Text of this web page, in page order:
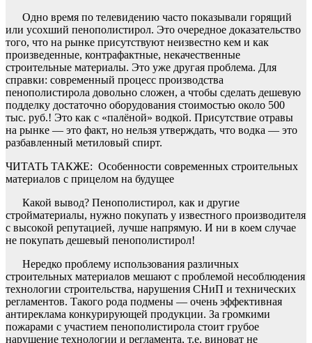
Одно время по телевидению часто показывали горящий
или усохший пенополистирол. Это очередное доказательство
того, что на рынке присутствуют неизвестно кем и как
произведенные, контрафактные, некачественные
строительные материалы. Это уже другая проблема. Для
справки: современный процесс производства
пенополистирола довольно сложен, а чтобы сделать дешевую
подделку достаточно оборудования стоимостью около 500
тыс. руб.! Это как с «палёной» водкой. Присутствие отравы
на рынке — это факт, но нельзя утверждать, что водка — это
разбавленный метиловый спирт.
ЧИТАТЬ ТАКЖЕ: Особенности современных строительных
материалов с прицелом на будущее
Какой вывод? Пенополистирол, как и другие
стройматериалы, нужно покупать у известного производителя
с высокой репутацией, лучше напрямую. И ни в коем случае
не покупать дешевый пенополистирол!
Нередко проблему использования различных
строительных материалов мешают с проблемой несоблюдения
технологии строительства, нарушения СНиП и технических
регламентов. Такого рода подмены — очень эффективная
антиреклама конкурирующей продукции. За громкими
пожарами с участием пенополистирола стоит грубое
нарушение технологии и регламента, т.е. виноват не